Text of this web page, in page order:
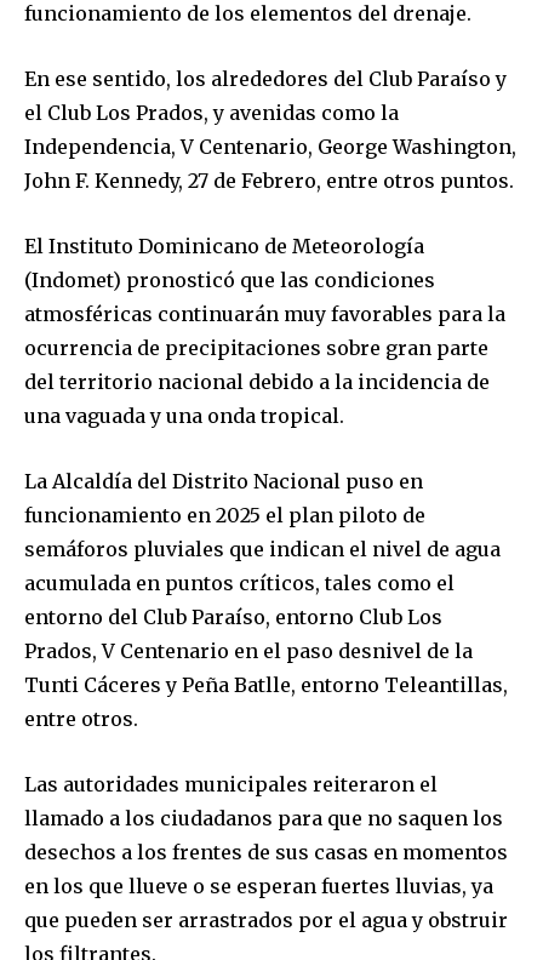
funcionamiento de los elementos del drenaje.
En ese sentido, los alrededores del Club Paraíso y
el Club Los Prados, y avenidas como la
Independencia, V Centenario, George Washington,
John F. Kennedy, 27 de Febrero, entre otros puntos.
El Instituto Dominicano de Meteorología
(Indomet) pronosticó que las condiciones
atmosféricas continuarán muy favorables para la
ocurrencia de precipitaciones sobre gran parte
del territorio nacional debido a la incidencia de
una vaguada y una onda tropical.
La Alcaldía del Distrito Nacional puso en
funcionamiento en 2025 el plan piloto de
semáforos pluviales que indican el nivel de agua
acumulada en puntos críticos, tales como el
entorno del Club Paraíso, entorno Club Los
Prados, V Centenario en el paso desnivel de la
Tunti Cáceres y Peña Batlle, entorno Teleantillas,
entre otros.
Las autoridades municipales reiteraron el
llamado a los ciudadanos para que no saquen los
desechos a los frentes de sus casas en momentos
en los que llueve o se esperan fuertes lluvias, ya
que pueden ser arrastrados por el agua y obstruir
los filtrantes.